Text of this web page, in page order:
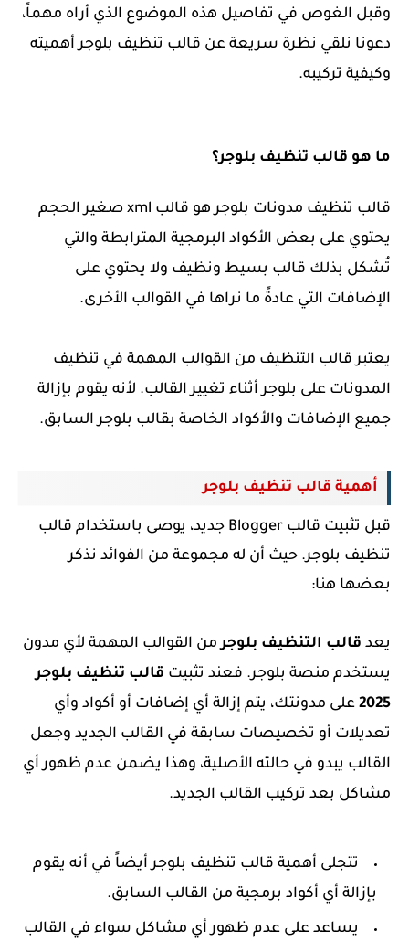
وقبل الغوص في تفاصيل هذه الموضوع الذي أراه مهماً،
دعونا نلقي نظرة سريعة عن قالب تنظيف بلوجر أهميته
وكيفية تركيبه.
ما هو قالب تنظيف بلوجر؟
قالب تنظيف مدونات بلوجر هو قالب xml صغير الحجم
يحتوي على بعض الأكواد البرمجية المترابطة والتي
تُشكل بذلك قالب بسيط ونظيف ولا يحتوي على
الإضافات التي عادةً ما نراها في القوالب الأخرى.
يعتبر قالب التنظيف من القوالب المهمة في تنظيف
المدونات على بلوجر أثناء تغيير القالب. لأنه يقوم بإزالة
جميع الإضافات والأكواد الخاصة بقالب بلوجر السابق.
أهمية قالب تنظيف بلوجر
قبل تثبيت قالب Blogger جديد، يوصى باستخدام قالب
تنظيف بلوجر. حيث أن له مجموعة من الفوائد نذكر
بعضها هنا:
يعد قالب التنظيف بلوجرمن القوالب المهمة لأي مدون
يستخدم منصة بلوجر. فعند تثبيت قالب تنظيف بلوجر
2025 على مدونتك، يتم إزالة أي إضافات أو أكواد وأي
تعديلات أو تخصيصات سابقة في القالب الجديد وجعل
القالب يبدو في حالته الأصلية، وهذا يضمن عدم ظهور أي
مشاكل بعد تركيب القالب الجديد.
تتجلى أهمية قالب تنظيف بلوجر أيضاً في أنه يقوم
بإزالة أي أكواد برمجية من القالب السابق.
يساعد على عدم ظهور أي مشاكل سواء في القالب